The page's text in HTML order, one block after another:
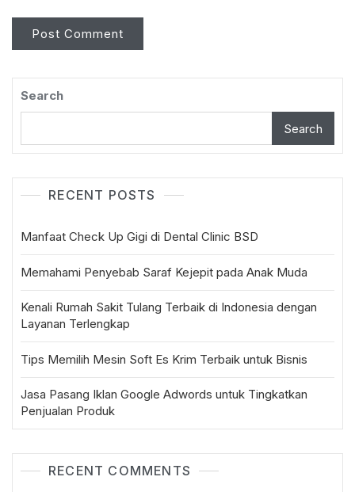
Search
Search
RECENT POSTS
Manfaat Check Up Gigi di Dental Clinic BSD
Memahami Penyebab Saraf Kejepit pada Anak Muda
Kenali Rumah Sakit Tulang Terbaik di Indonesia dengan
Layanan Terlengkap
Tips Memilih Mesin Soft Es Krim Terbaik untuk Bisnis
Jasa Pasang Iklan Google Adwords untuk Tingkatkan
Penjualan Produk
RECENT COMMENTS